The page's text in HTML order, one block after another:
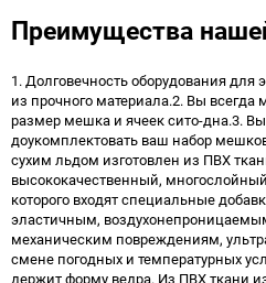
Преимущества
1. Долговечность оборудования для
из прочного материала.2. Вы
размер мешка и ячеек сито-дна.3.
доукомплектовать ваш набор
сухим льдом изготовлен из ПВХ
высококачественный,
которого входят специальные
эластичным,
механическим повреждениям,
смене погодных и температурных
держит форму ведра. Из ПВХ ткани